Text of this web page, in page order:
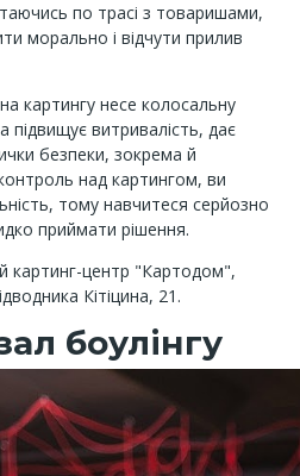
по трасі з товаришами,
морально і відчути прилив
картингу несе колосальну
витривалість, дає
безпеки, зокрема й
над картингом, ви
тому навчитеся серйозно
приймати рішення.
картинг-центр "Картодом",
Кітіцина, 21.
боулінгу